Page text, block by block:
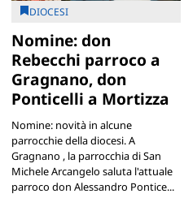
DIOCESI
Nomine: don
Rebecchi parroco a
Gragnano, don
Ponticelli a Mortizza
Nomine: novità in alcune
parrocchie della diocesi. A
Gragnano , la parrocchia di San
Michele Arcangelo saluta l'attuale
parroco don Alessandro Pontice...